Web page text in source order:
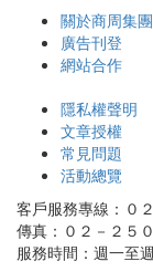
關於商周集團
廣告刊登
網站合作
隱私權聲明
文章授權
常見問題
活動總覽
客戶服務專線：０
傳真：０２－２５
服務時間：週一至